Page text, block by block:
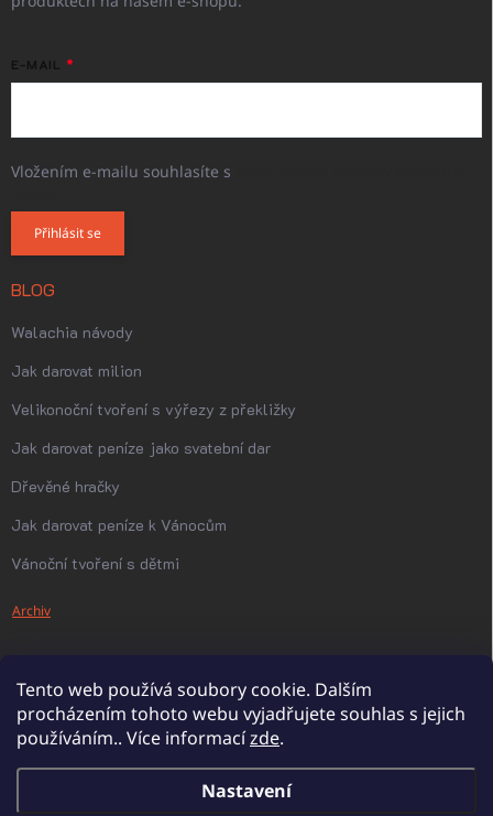
Tento web používá soubory cookie. Dalším
procházením tohoto webu vyjadřujete souhlas s jejich
používáním.. Více informacízde.
Nastavení
E-MAIL
Vložením e-mailu souhlasíte s
Přihlásit se
BLOG
Walachia návody
Jak darovat milion
Velikonoční tvoření s výřezy z překližky
Jak darovat peníze jako svatební dar
Dřevěné hračky
Jak darovat peníze k Vánocům
Vánoční tvoření s dětmi
Archiv